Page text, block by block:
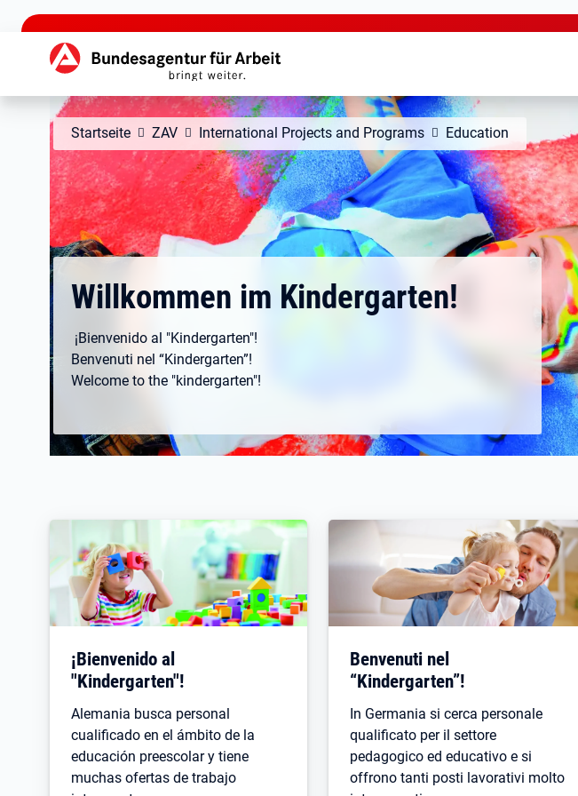
zu den Hauptinhalten springen
Hauptnavigation
Startseite ZAV International Projects and Programs Education
Willkommen im Kindergarten!
¡Bienvenido al "Kindergarten"!
Benvenuti nel “Kindergarten”!
Welcome to the "kindergarten"!
¡Bienvenido al
"Kindergarten"!
Alemania busca personal
cualificado en el ámbito de la
educación preescolar y tiene
muchas ofertas de trabajo
Benvenuti nel
“Kindergarten”!
In Germania si cerca personale
qualificato per il settore
pedagogico ed educativo e si
offrono tanti posti lavorativi molto